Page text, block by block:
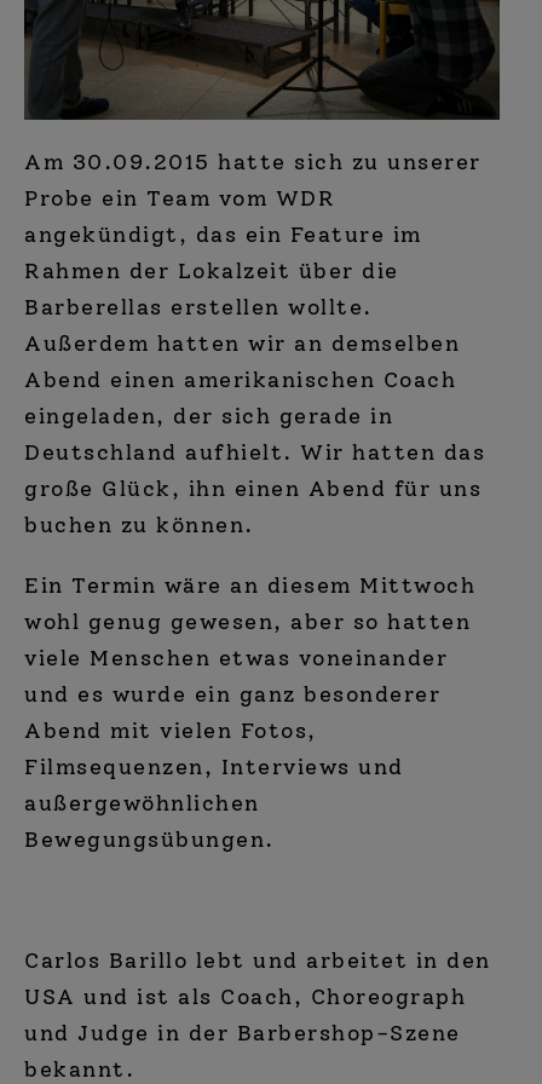
Am 30.09.2015 hatte sich zu unserer
Probe ein Team vom WDR
angekündigt, das ein Feature im
Rahmen der Lokalzeit über die
Barberellas erstellen wollte.
Außerdem hatten wir an demselben
Abend einen amerikanischen Coach
eingeladen, der sich gerade in
Deutschland aufhielt. Wir hatten das
große Glück, ihn einen Abend für uns
buchen zu können.
Ein Termin wäre an diesem Mittwoch
wohl genug gewesen, aber so hatten
viele Menschen etwas voneinander
und es wurde ein ganz besonderer
Abend mit vielen Fotos,
Filmsequenzen, Interviews und
außergewöhnlichen
Bewegungsübungen.
Carlos Barillo lebt und arbeitet in den
USA und ist als Coach, Choreograph
und Judge in der Barbershop-Szene
bekannt.